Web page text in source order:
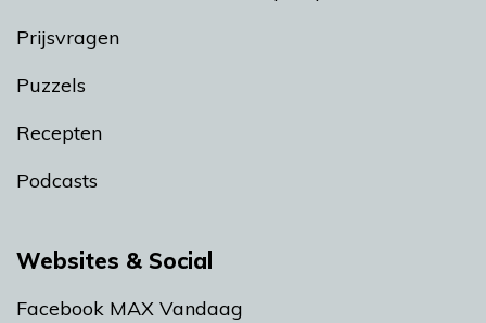
Prijsvragen
Puzzels
Recepten
Podcasts
Websites & Social
Facebook MAX Vandaag